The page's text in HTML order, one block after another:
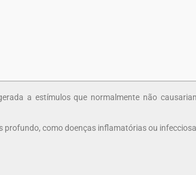
a estímulos que normalmente não
profundo, como doenças inflamatórias ou